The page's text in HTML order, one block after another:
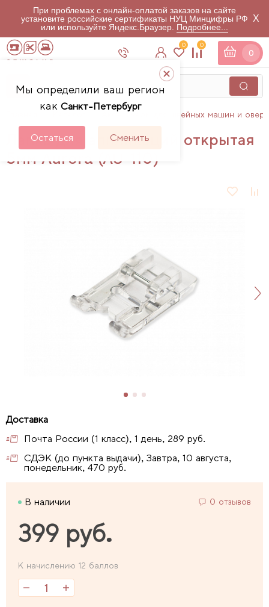
При проблемах с онлайн-оплатой заказов на сайте
установите российские сертификаты НУЦ Минцифры РФ
или используйте Яндекс.Браузер. Подробнее...
X
Мы определили ваш регион
как Санкт-Петербург
Остаться Сменить
0 0
0
Аксессуары для швейных машин и
Лапка для аппликаций открытая
5мм Aurora (AU-110)
Почта России (1 класс), 1 день, 289 руб.
СДЭК (до пункта выдачи), Завтра, 10 августа,
понедельник, 470 руб.
В наличии 0 отзывов
399 руб.
К начислению 12 баллов